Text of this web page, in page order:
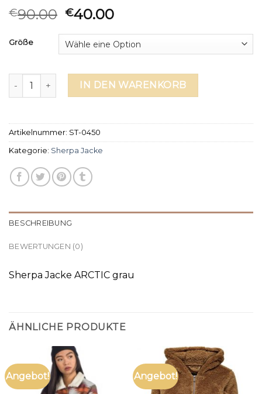
€90.00 €40.00
Größe
sherpa jacke MengeIN DEN WARENKORB
Artikelnummer: ST-0450
Kategorie: Sherpa Jacke
BESCHREIBUNG
BEWERTUNGEN (0)
Sherpa Jacke ARCTIC grau
ÄHNLICHE PRODUKTE
Angebot! Angebot!